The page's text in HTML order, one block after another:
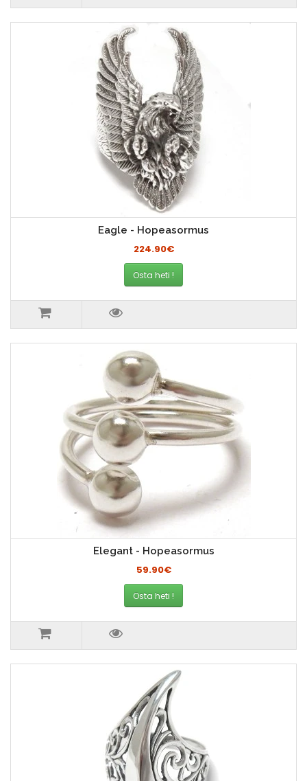
Eagle - Hopeasormus
224.90€
Osta heti !
Elegant - Hopeasormus
59.90€
Osta heti !